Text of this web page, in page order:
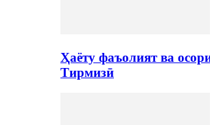
Ҳаёту фаъолият ва
Тирмизӣ